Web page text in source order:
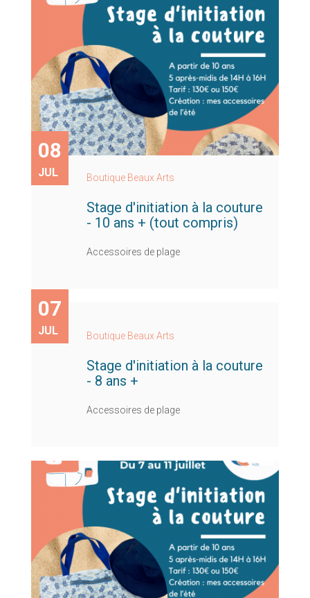
08
JUL Boutique Beaux Arts
Stage d'initiation à la couture
- 10 ans + (tout compris)
Accessoires de plage
07
JUL Boutique Beaux Arts
Stage d'initiation à la couture
- 8 ans +
Accessoires de plage